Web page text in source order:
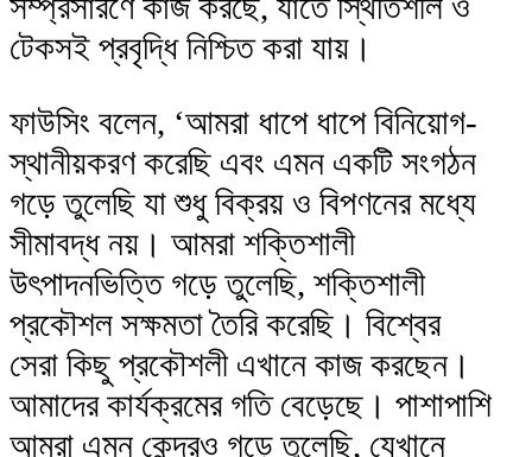
টেকসই প্রবৃদ্ধি নিশ্চিত করা যায়।
ফাউসিং বলেন, ‘আমরা ধাপে ধাপে বিনিয়োগ-
স্থানীয়করণ করেছি এবং এমন একটি সংগঠন
গড়ে তুলেছি যা শুধু বিক্রয় ও বিপণনের মধ্যে
সীমাবদ্ধ নয়। আমরা শক্তিশালী
উৎপাদনভিত্তি গড়ে তুলেছি, শক্তিশালী
প্রকৌশল সক্ষমতা তৈরি করেছি। বিশ্বের
সেরা কিছু প্রকৌশলী এখানে কাজ করছেন।
আমাদের কার্যক্রমের গতি বেড়েছে। পাশাপাশি
আমরা এমন কেন্দ্রও গড়ে তুলেছি, যেখানে